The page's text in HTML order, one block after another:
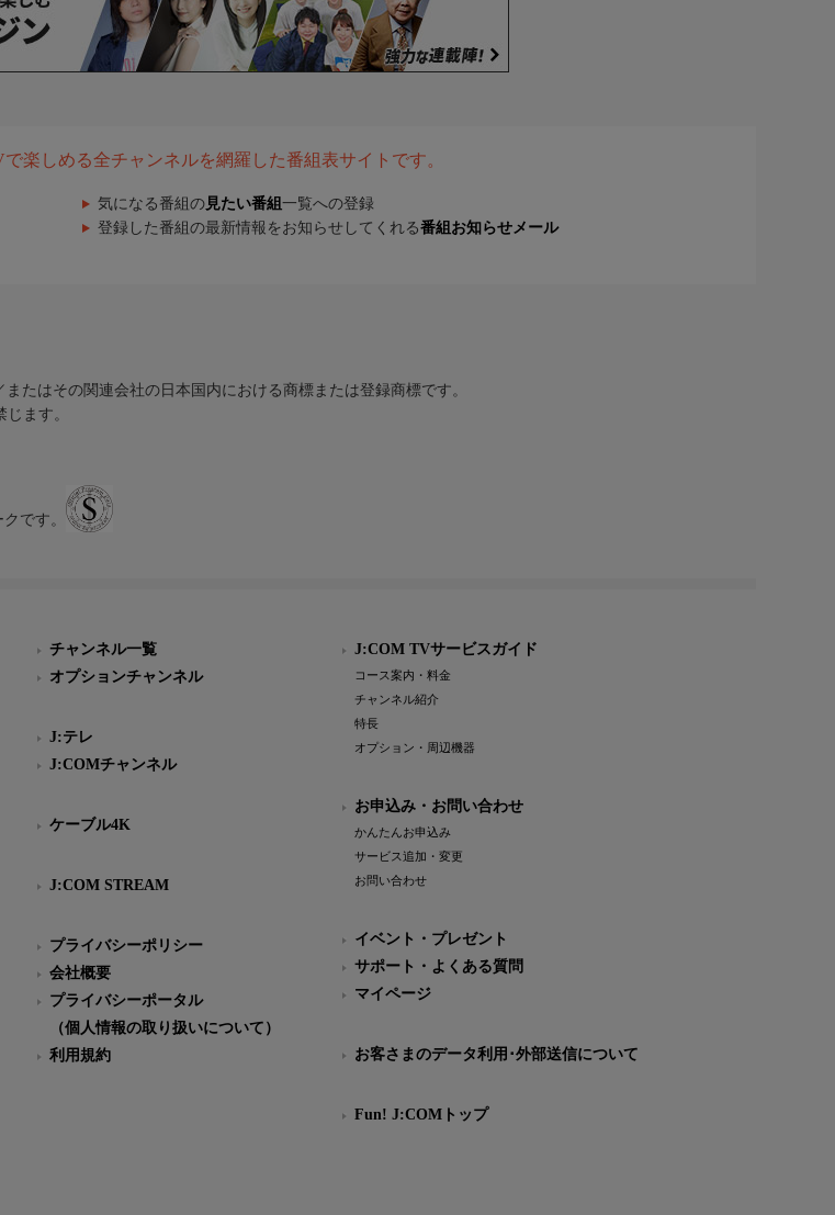
楽しめる全チャンネルを網羅した番組表サイトです。
気になる番組の 見たい番組 一覧への登録
登録した番組の最新情報をお知らせしてくれる番組お知らせメール
たはその関連会社の日本国内における商標または登録商標です。
ます。
です。
チャンネル一覧
オプションチャンネル
J:テレ
J:COMチャンネル
ケーブル4K
J:COM STREAM
プライバシーポリシー
会社概要
プライバシーポータル
（個人情報の取り扱いについて）
利用規約
J:COM TVサービスガイド
コース案内・料金
チャンネル紹介
特長
オプション・周辺機器
お申込み・お問い合わせ
かんたんお申込み
サービス追加・変更
お問い合わせ
イベント・プレゼント
サポート・よくある質問
マイページ
お客さまのデータ利用･外部送信について
Fun! J:COMトップ